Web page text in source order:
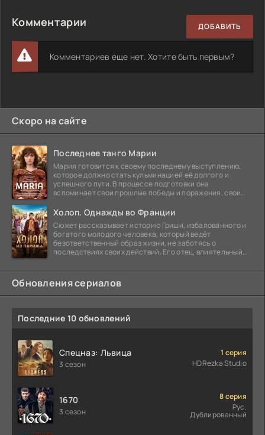
Комментарии ДОБАВИТЬ
Комментариев еще нет. Хотите быть первым?
Скоро на сайте
Последнее танго Марии
Мария готовится к своему последнему выступлению,
которое должно стать кульминацией её долгого и
успешного пути. В процессе подготовки она
вспоминает свои прошлые победы и поражения, свои
Холоп. Однажды во Франции
Сюжет рассказывает историю Гриши, избалованного и
богатого молодого человека, который ведёт
безответственный образ жизни, не заботясь о
последствиях своих действий. Его отец, влиятельный
Обновления сериалов
Последние 10 обновлений
Спецназ: Львица
3 сезон
1 серия
HDRezka Studio
1670
3 сезон
8 серия
Рус.
Дублированный